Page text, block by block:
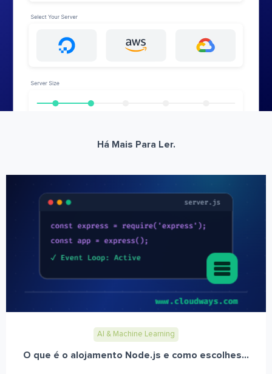
Há Mais Para Ler.
AI & Machine Learning
O que é o alojamento Node.js e como escolhes...